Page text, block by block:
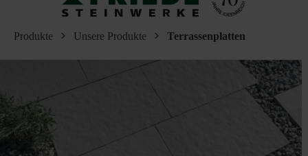
Produkte Unsere Produkte Terrassenplatten